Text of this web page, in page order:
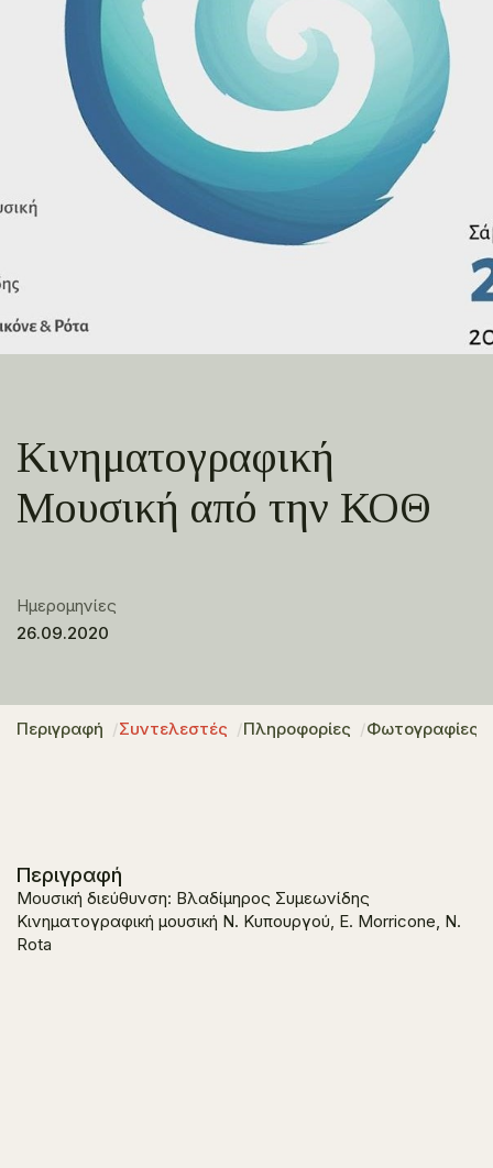
Κινηματογραφική
Μουσική από την ΚΟΘ
Ημερομηνίες
26.09.2020
Περιγραφή Συντελεστές Πληροφορίες Φωτογραφίες
Περιγραφή
Μουσική διεύθυνση: Βλαδίμηρος Συμεωνίδης
Κινηματογραφική μουσική Ν. Κυπουργού, Ε. Morricone, N.
Rota